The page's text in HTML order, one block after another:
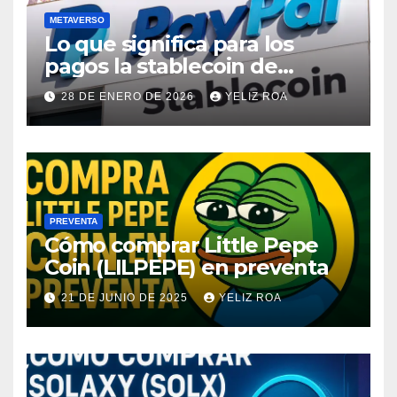
METAVERSO
Lo que significa para los
pagos la stablecoin de
PayPal
28 DE ENERO DE 2026 YELIZ ROA
PREVENTA
Cómo comprar Little Pepe
Coin (LILPEPE) en preventa
21 DE JUNIO DE 2025 YELIZ ROA